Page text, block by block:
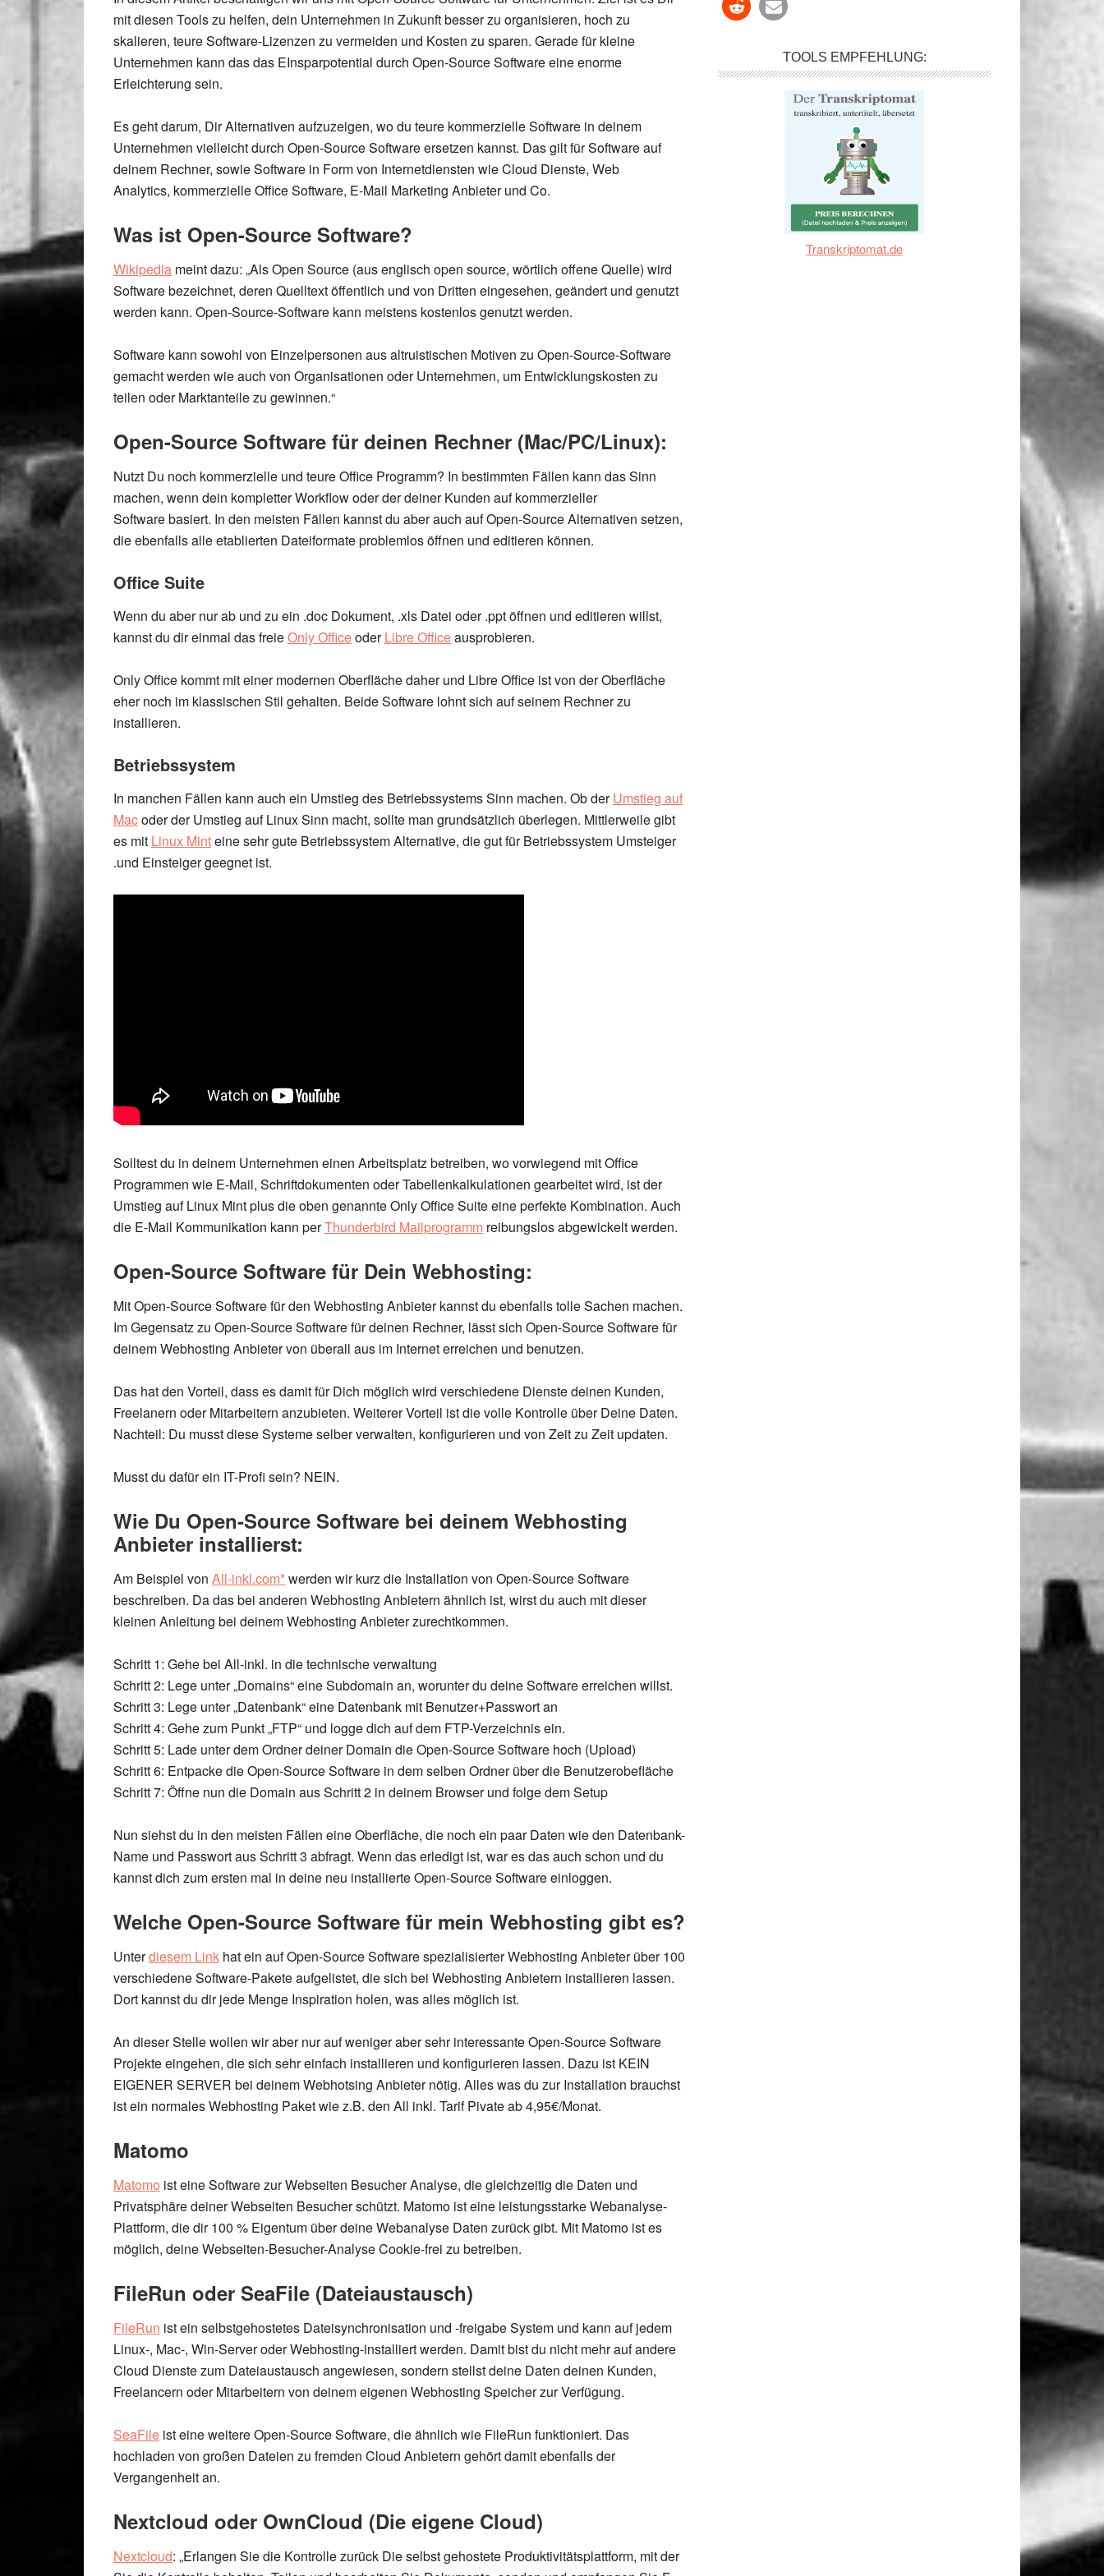
mit diesen Tools zu helfen, dein Unternehmen in Zukunftbesserzu organisieren, hoch zu
skalieren, teureSoftware-Lizenzen zu vermeiden und Kosten zu sparen. Gerade für kleine
Unternehmen kann das das EInsparpotential durch Open-Source Software eine enorme
Erleichterung sein.
Es geht darum, DirAlternativen aufzuzeigen, wo du teure kommerzielle Software in deinem
Unternehmen vielleicht durch Open-Source Software ersetzen kannst. Das giltfürSoftware auf
deinem Rechner, sowie Software in Form von Internetdiensten wieCloud Dienste, Web
Analytics, kommerzielle Office Software, E-Mail Marketing Anbieterund Co.
Was ist Open-Source Software?
Wikipedia meint dazu: „Als Open Source (aus englisch open source, wörtlich offene Quelle) wird
Software bezeichnet, deren Quelltext öffentlich und von Dritten eingesehen, geändert und genutzt
werden kann. Open-Source-Software kann meistens kostenlos genutzt werden.
Software kann sowohl von Einzelpersonen aus altruistischen Motiven zu Open-Source-Software
gemacht werden wie auch von Organisationen oder Unternehmen, um Entwicklungskosten zu
teilen oder Marktanteile zu gewinnen.“
Open-Source Software für deinen Rechner (Mac/PC/Linux):
Nutzt Du noch kommerzielle und teure Office Programm? In bestimmten Fällen kann das Sinn
machen, wenn dein kompletter Workflow oder der deiner Kunden auf kommerzieller
Software basiert. In den meisten Fällen kannst du aber auch aufOpen-Source Alternativen setzen,
die ebenfalls alle etablierten Dateiformateproblemlos öffnen und editieren können.
Office Suite
Wenn du aber nur ab und zu ein .doc Dokument, .xls Datei oder .ppt öffnen und editieren willst,
kannst du dir einmal das freieOnly OfficeoderLibre Officeausprobieren.
Only Office kommt mit einer modernen Oberfläche daher und Libre Office ist von der Oberfläche
eher noch im klassischen Stil gehalten. Beide Software lohnt sich auf seinem Rechner zu
installieren.
Betriebssystem
In manchen Fällen kann auch ein Umstieg des Betriebssystems Sinn machen. Ob derUmstieg auf
Macoder der Umstieg auf Linux Sinn macht, sollte man grundsätzlich überlegen. Mittlerweile gibt
es mit Linux Minteine sehr gute Betriebssystem Alternative, die gut für Betriebssystem Umsteiger
.und Einsteiger geegnet ist.
Solltest du in deinem Unternehmen einen Arbeitsplatz betreiben, wo vorwiegend mit Office
Programmen wie E-Mail, Schriftdokumenten oder Tabellenkalkulationen gearbeitet wird, ist der
Umstieg auf Linux Mint plus die oben genannte Only Office Suite eine perfekte Kombination. Auch
die E-Mail Kommunikation kann perThunderbird Mailprogramm reibungslos abgewickelt werden.
Open-Source Software für Dein Webhosting:
Mit Open-Source Software für den Webhosting Anbieter kannst du ebenfalls tolle Sachen machen.
Im Gegensatz zu Open-Source Software für deinen Rechner, lässt sich Open-Source Software für
deinem Webhosting Anbietervon überall aus im Internet erreichen und benutzen.
Das hat den Vorteil, dass es damit für Dich möglich wird verschiedene Dienste deinen Kunden,
Freelanern oder Mitarbeitern anzubieten. Weiterer Vorteil ist die volle Kontrolle über Deine Daten.
Nachteil: Du musst diese Systeme selber verwalten, konfigurieren und von Zeit zu Zeit updaten.
Musst du dafür ein IT-Profi sein? NEIN.
Wie Du Open-Source Software bei deinem Webhosting
Anbieter installierst:
Am Beispiel von All-inkl.com*werden wir kurz die Installation von Open-Source Software
beschreiben. Da das bei anderen Webhosting Anbietern ähnlich ist, wirst du auch mit dieser
kleinen Anleitung bei deinem Webhosting Anbieter zurechtkommen.
Schritt 1: Gehe bei All-inkl. in die technische verwaltung
Schritt 2: Lege unter „Domains“ eine Subdomain an, worunter du deine Software erreichen willst.
Schritt 3: Lege unter „Datenbank“ eine Datenbank mit Benutzer+Passwort an
Schritt 4: Gehe zum Punkt „FTP“ und logge dich auf dem FTP-Verzeichnis ein.
Schritt 5: Lade unter dem Ordner deiner Domain die Open-Source Software hoch (Upload)
Schritt 6: Entpacke die Open-Source Software in dem selben Ordner über die Benutzerobefläche
Schritt 7: Öffne nun die Domain aus Schritt 2 in deinem Browser und folge dem Setup
Nun siehst du in den meisten Fällen eine Oberfläche, die noch ein paar Daten wie den Datenbank-
Name und Passwort aus Schritt 3 abfragt. Wenn das erledigt ist, war es das auch schon und du
kannst dich zum ersten mal in deine neu installierteOpen-Source Software einloggen.
Welche Open-Source Software für mein Webhosting gibt es?
Unterdiesem Link hat ein auf Open-Source Software spezialisierter Webhosting Anbieter über 100
verschiedene Software-Pakete aufgelistet, die sich bei Webhosting Anbietern installieren lassen.
Dort kannst du dir jede Menge Inspiration holen, was alles möglich ist.
An dieser Stelle wollen wir aber nur auf weniger aber sehr interessante Open-Source Software
Projekte eingehen, die sich sehr einfach installieren und konfigurieren lassen. Dazu ist KEIN
EIGENER SERVER bei deinem Webhotsing Anbieter nötig. Alles was du zur Installation brauchst
ist ein normales Webhosting Paket wie z.B. den All inkl. Tarif Pivate ab 4,95€/Monat.
Matomo
Matomo ist eine Software zur Webseiten Besucher Analyse, die gleichzeitig die Daten und
Privatsphäre deiner Webseiten Besucher schützt. Matomo ist eine leistungsstarke Webanalyse-
Plattform, die dir 100 % Eigentum über deine Webanalyse Daten zurück gibt. Mit Matomo ist es
möglich, deine Webseiten-Besucher-Analyse Cookie-frei zu betreiben.
FileRun oder SeaFile (Dateiaustausch)
FileRun ist ein selbstgehostetes Dateisynchronisation und -freigabe System und kann auf jedem
Linux-, Mac-, Win-Server oder Webhosting-installiert werden. Damit bist du nicht mehr auf andere
Cloud Dienste zum Dateiaustausch angewiesen, sondern stellst deine Daten deinen Kunden,
Freelancern oder Mitarbeitern von deinem eigenen Webhosting Speicher zur Verfügung.
SeaFile ist eine weitere Open-Source Software, die ähnlich wie FileRun funktioniert. Das
hochladen von großen Dateien zu fremden Cloud Anbietern gehört damit ebenfalls der
Vergangenheit an.
Nextcloud oder OwnCloud (Die eigene Cloud)
Nextcloud: „Erlangen Sie die Kontrolle zurück Die selbst gehostete Produktivitätsplattform, mit der
TOOLS EMPFEHLUNG:
Transkriptomat.de